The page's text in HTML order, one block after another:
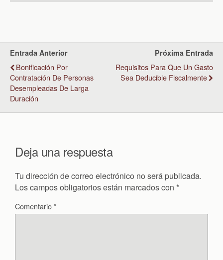
Entrada Anterior
Bonificación Por
Contratación De Personas
Desempleadas De Larga
Duración
Próxima Entrada
Requisitos Para Que Un Gasto
Sea Deducible Fiscalmente
Deja una respuesta
Tu dirección de correo electrónico no será publicada.
Los campos obligatorios están marcados con *
Comentario*